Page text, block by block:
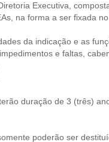
Executiva,
na forma a ser fixada
da indicação e as
e faltas,
duração de 3 (três)
poderão ser